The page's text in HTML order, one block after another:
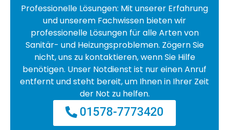
Professionelle Lösungen: Mit unserer Erfahrung
und unserem Fachwissen bieten wir
professionelle Lösungen für alle Arten von
Sanitär- und Heizungsproblemen. Zögern Sie
nicht, uns zu kontaktieren, wenn Sie Hilfe
benötigen. Unser Notdienst ist nur einen Anruf
entfernt und steht bereit, um Ihnen in Ihrer Zeit
der Not zu helfen.
01578-7773420